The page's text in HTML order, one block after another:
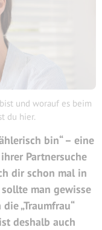
und worauf es beim
du hier.
bin“ – eine
Partnersuche
dir schon mal in
man gewisse
„Traumfrau“
deshalb auch